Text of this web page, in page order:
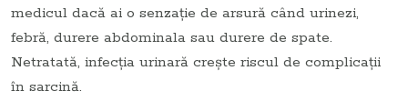
medicul dacă ai o senzaţie de arsură când urinezi,
febră, durere abdominala sau durere de spate.
Netratată, infecţia urinară creşte riscul de complicaţii
în sarcină.